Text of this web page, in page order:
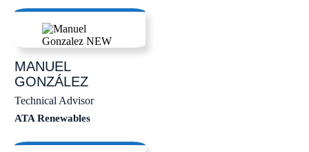
MANUEL
GONZÁLEZ
Technical Advisor
ATA Renewables